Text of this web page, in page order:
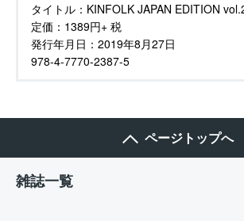
タイトル： KINFOLK JAPAN EDITION
定価： 1389円+ 税
発行年月日： 2019年8月27日
978-4-7770-2387-5
ページトップへ
雑誌一覧